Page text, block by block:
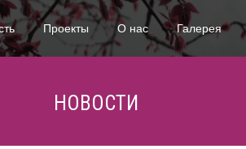
Проекты О нас Галерея
НОВОСТИ